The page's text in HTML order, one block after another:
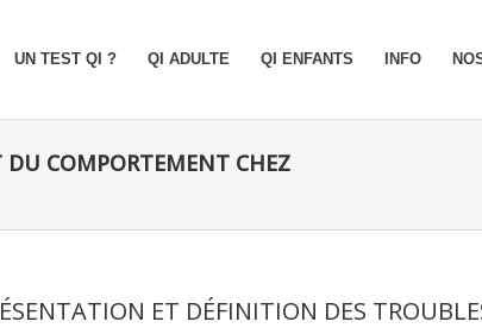
UN TEST QI ? QI ADULTE QI ENFANTS INFO
DU COMPORTEMENT CHEZ
ET DÉFINITION DES